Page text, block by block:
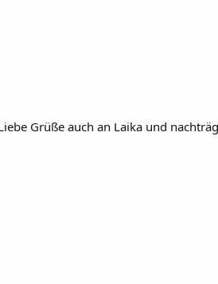
Grüße auch an Laika und